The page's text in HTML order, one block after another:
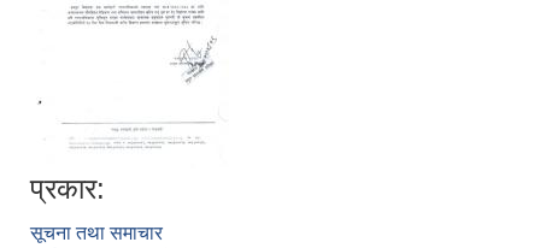
प्रकार:
सूचना तथा समाचार